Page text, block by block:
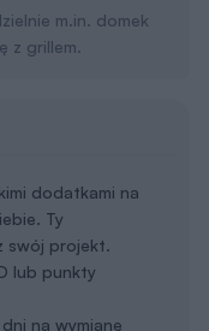
m.in. domek
z grillem.
dodatkami na
Ty
swój projekt.
lub punkty
na wymianę